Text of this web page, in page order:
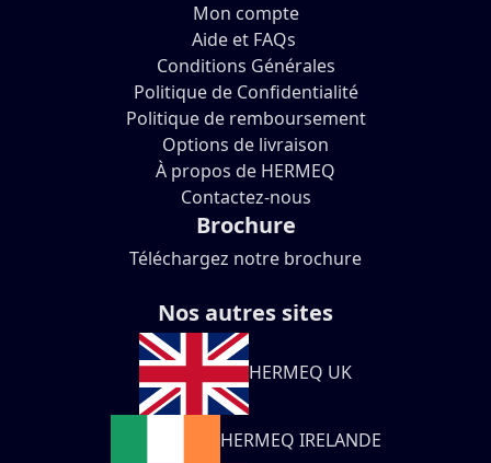
Mon compte
Aide et FAQs
Conditions Générales
Politique de Confidentialité
Politique de remboursement
Options de livraison
À propos de HERMEQ
Contactez-nous
Brochure
Téléchargez notre brochure
Nos autres sites
HERMEQ UK
HERMEQ IRELANDE